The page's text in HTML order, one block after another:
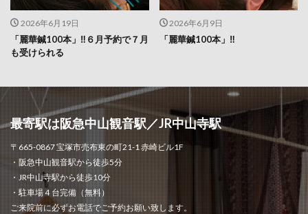
2026年6月19日
「麗華鍼100本」‼️６月予約で７月
も受けられる
2026年6月9日
「麗華鍼100本」‼️
最寄駅は阪急中山観音駅／JR中山寺駅
〒665-0867 宝塚市売布東の町21-1 赤崎ビル1F
・阪急中山観音駅から徒歩5分
・JR中山寺駅から徒歩10分
・駐車場４台完備（無料）
ご来院前に必ずお電話でご予約お願い致します。